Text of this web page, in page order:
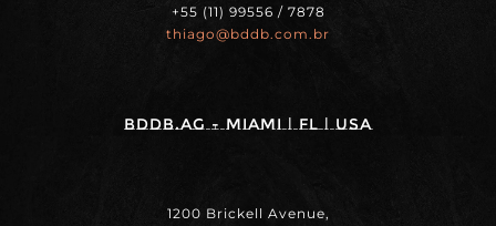
+55 (11) 99556 / 7878
thiago@bddb.com.br
BDDB.ag - MIAMI | FL | USA
1200 Brickell Avenue,